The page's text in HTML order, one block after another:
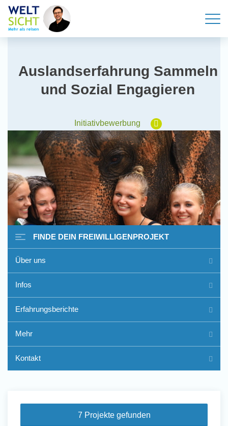
Auslandserfahrung Sammeln
und Sozial Engagieren
Initiativbewerbung
Freiwilligenarbeit im Ausland
- Erfahrungsberichte
FINDE DEIN FREIWILLIGENPROJEKT
Über uns
Infos
Erfahrungsberichte
Mehr
Kontakt
7 Projekte gefunden